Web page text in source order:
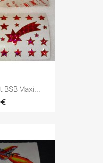
Maxi...